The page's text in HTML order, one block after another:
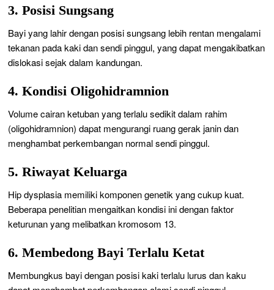
3. Posisi Sungsang
Bayi yang lahir dengan posisi sungsang lebih rentan mengalami
tekanan pada kaki dan sendi pinggul, yang dapat mengakibatkan
dislokasi sejak dalam kandungan.
4. Kondisi Oligohidramnion
Volume cairan ketuban yang terlalu sedikit dalam rahim
(oligohidramnion) dapat mengurangi ruang gerak janin dan
menghambat perkembangan normal sendi pinggul.
5. Riwayat Keluarga
Hip dysplasia memiliki komponen genetik yang cukup kuat.
Beberapa penelitian mengaitkan kondisi ini dengan faktor
keturunan yang melibatkan kromosom 13.
6. Membedong Bayi Terlalu Ketat
Membungkus bayi dengan posisi kaki terlalu lurus dan kaku